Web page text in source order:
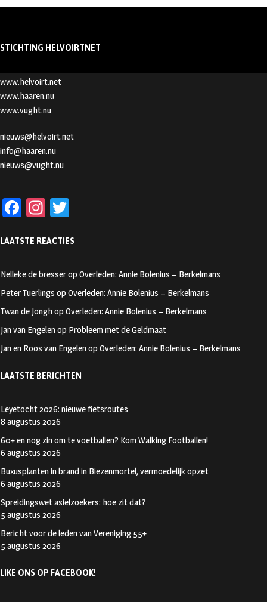
STICHTING HELVOIRTNET
www.helvoirt.net
www.haaren.nu
www.vught.nu
nieuws@helvoirt.net
info@haaren.nu
nieuws@vught.nu
Fa
b
oo
k
In
ag
m
tt
LAATSTE REACTIES
Nelleke de bresserop Overleden: Annie Bolenius – Berkelmans
Peter Tuerlings op Overleden: Annie Bolenius – Berkelmans
Twan de Jonghop Overleden: Annie Bolenius – Berkelmans
Jan van Engelenop Probleem met de Geldmaat
Jan en Roos van Engelenop Overleden: Annie Bolenius – Berkelmans
LAATSTE BERICHTEN
Leyetocht 2026: nieuwe fietsroutes
8 augustus 2026
60+ en nog zin om te voetballen? Kom Walking Footballen!
6 augustus 2026
Buxusplanten in brand in Biezenmortel, vermoedelijk opzet
6 augustus 2026
Spreidingswet asielzoekers: hoe zit dat?
5 augustus 2026
Bericht voor de leden van Vereniging 55+
5 augustus 2026
LIKE ONS OP FACEBOOK!